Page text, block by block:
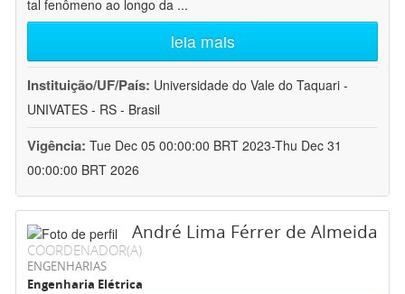
tal fenômeno ao longo da ...
leia mais
Instituição/UF/País: Universidade do Vale do Taquari -
UNIVATES - RS - Brasil
Vigência: Tue Dec 05 00:00:00 BRT 2023-Thu Dec 31
00:00:00 BRT 2026
André Lima Férrer de Almeida
COORDENADOR(A)
ENGENHARIAS
Engenharia Elétrica